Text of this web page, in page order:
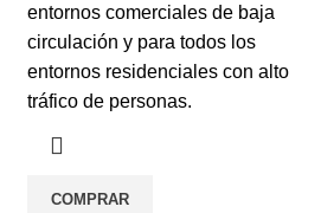
entornos comerciales de baja
circulación y para todos los
entornos residenciales con alto
tráfico de personas.
COMPRAR